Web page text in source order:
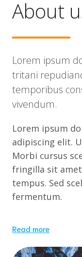
About
Lorem ipsum
tritani
temporibus
vivendum.
Lorem ipsum
adipiscing elit.
Morbi cursus
fringilla sit
tempus. Sed
fermentum.
Read more